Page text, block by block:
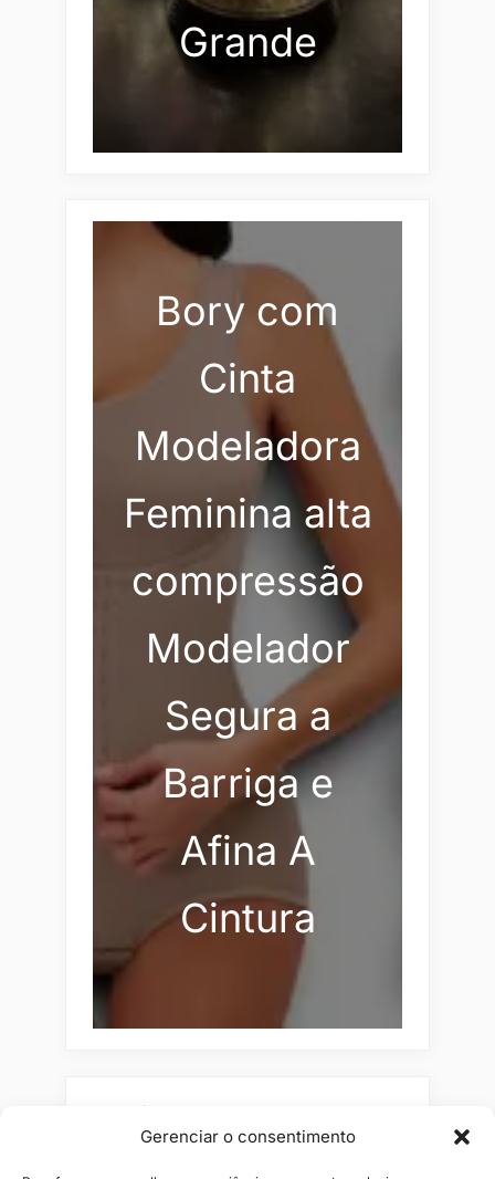
Gerenciar o consentimento
Grande
Bory com
Cinta
Modeladora
Feminina alta
compressão
Modelador
Segura a
Barriga e
Afina A
Cintura
Pesquisar